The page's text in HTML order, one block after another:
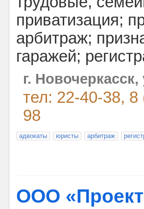
приватизация;
арбитраж;
гаражей;
г.
тел: 22-40-38,
98
адвокаты юристы арбитраж
ООО «Проект